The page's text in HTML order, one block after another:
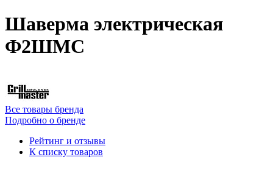
Шаверма электрическая
Ф2ШМС
Все товары бренда
Подробно о бренде
Рейтинг и отзывы
К списку товаров